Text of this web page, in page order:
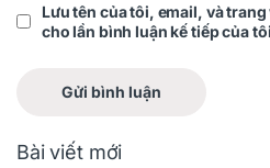
Lưu tên của tôi, email, và
cho lần bình luận kế tiếp của
Bài viết mới